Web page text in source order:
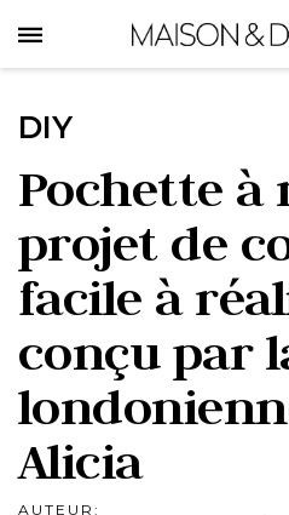
to
main
DIY
Pochette à
projet de
facile à
conçu par
Alicia
AUTEUR: